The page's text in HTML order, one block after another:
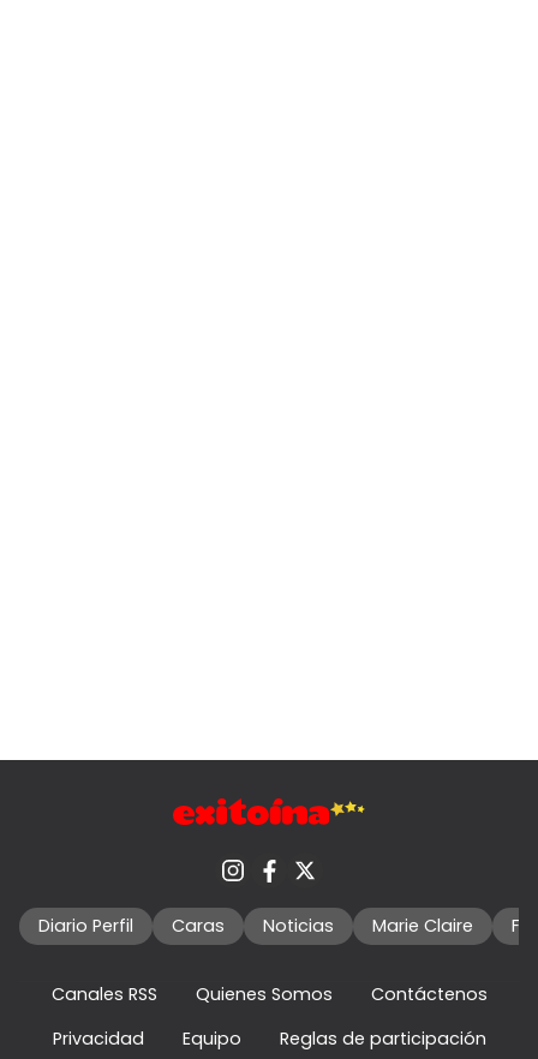
Diario Perfil Caras Noticias Marie Claire
Canales RSS Quienes Somos
Contáctenos
Privacidad
Equipo Reglas de participación